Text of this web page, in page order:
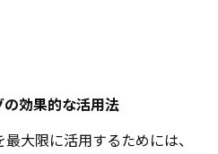
効果的な活用法
大限に活用するためには、